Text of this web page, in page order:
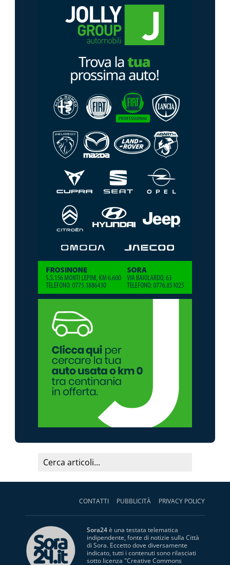
CONTATTI PUBBLICITÀ PRIVACY POLICY
Sora24è una testata telematica
indipendente, fonte di notizie sulla Città
di Sora. Eccetto dove diversamente
indicato, tutti i contenuti sono rilasciati
sotto licenza "Creative Commons